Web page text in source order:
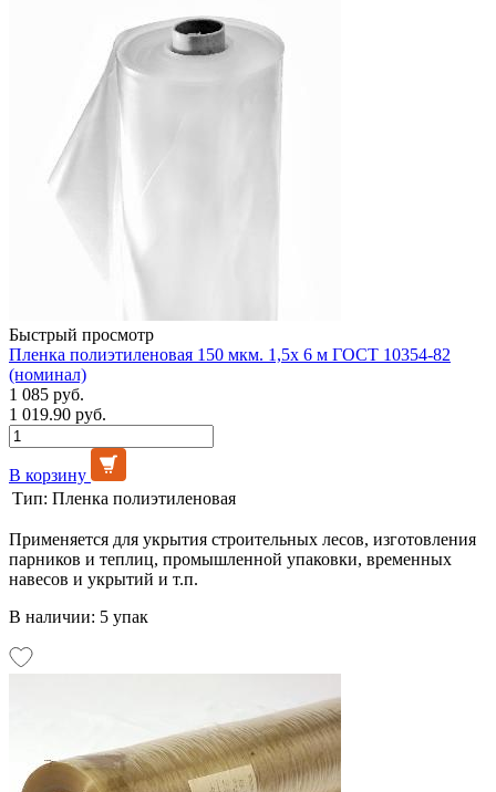
Быстрый просмотр
Пленка полиэтиленовая 150 мкм. 1,5х 6 м ГОСТ 10354-82
(номинал)
1 085 руб.
1 019.90 руб.
В корзину
Тип: Пленка полиэтиленовая
Применяется для укрытия строительных лесов, изготовления
парников и теплиц, промышленной упаковки, временных
навесов и укрытий и т.п.
В наличии: 5 упак